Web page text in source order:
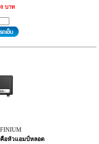
บาท
คือหัวแอมป์หลอด